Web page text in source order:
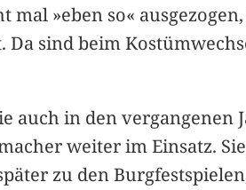
»eben so«
sind beim
in den vergangenen
weiter im Einsatz.
zu den